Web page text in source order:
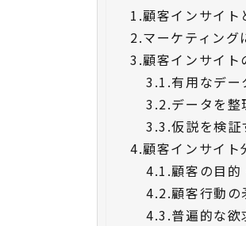
1.顧客インサイト
2.マーケティング
3.顧客インサイト
3.1.有用なデー
3.2.データを整
3.3.仮説を検証
4.顧客インサイト
4.1.顧客の目的
4.2.顧客行動の
4.3.普遍的な欲